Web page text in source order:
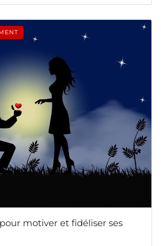
motiver et fidéliser ses